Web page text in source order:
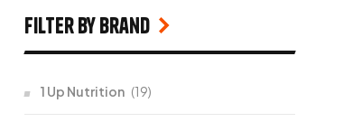
filter by Brand
1 Up Nutrition (19)